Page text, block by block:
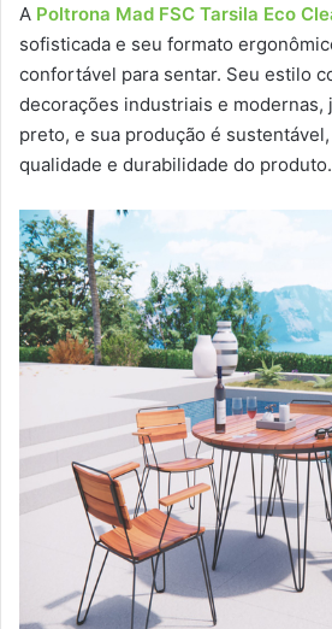
A Poltrona Mad FSC Tarsila Eco
sofisticada e seu formato
confortável para sentar. Seu estilo
decorações industriais e modernas,
preto, e sua produção é
qualidade e durabilidade do produto.